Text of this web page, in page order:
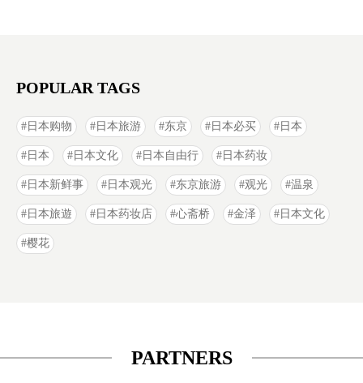
POPULAR TAGS
日本购物 日本旅游 东京 日本必买 日本
日本 日本文化 日本自由行 日本药妆
日本新鲜事 日本观光 东京旅游 观光 温泉
日本旅遊 日本药妆店 心斋桥 金泽 日本文化
樱花
PARTNERS